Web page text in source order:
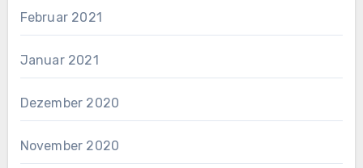
Februar 2021
Januar 2021
Dezember 2020
November 2020